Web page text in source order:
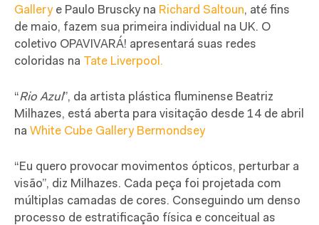
Gallerye Paulo Bruscky na Richard Saltoun, até fins
de maio, fazem sua primeira individual na UK. O
coletivo OPAVIVARÁ! apresentará suas redes
coloridas na Tate Liverpool.
“Rio Azul”, da artista plástica fluminense Beatriz
Milhazes, está aberta para visitação desde 14 de abril
na White Cube Gallery Bermondsey
“Eu quero provocar movimentos ópticos, perturbar a
visão”, diz Milhazes. Cada peça foi projetada com
múltiplas camadas de cores. Conseguindo um denso
processo de estratificação física e conceitual as